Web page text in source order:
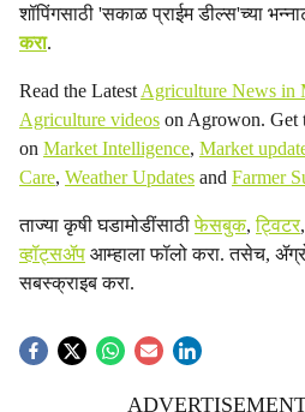
शॉपिंगसाठी 'सकाळ प्राईम डील्स'च्या
करा.
Read the Latest Agriculture News in
Agriculture videos on Agrowon. Get
on Market Intelligence, Market
Care, Weather Updates and Farmer
ताज्या कृषी घडामोडींसाठीफेसबुक,ट्विटर
व्हॉट्सॲप आम्हाला फॉलो करा. तसेच,
सबस्क्राइब करा.